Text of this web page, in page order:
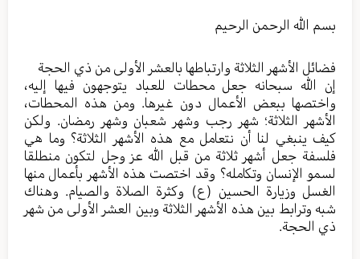
بسم الله الرحمن الرحيم
فضائل الأشهر الثلاثة وارتباطها بالعشر الأولى من ذي الحجة
إن الله سبحانه جعل محطات للعباد يتوجهون فيها إليه،
واختصها ببعض الأعمال دون غيرها. ومن هذه المحطات،
الأشهر الثلاثة؛ شهر رجب وشهر شعبان وشهر رمضان. ولكن
كيف ينبغي لنا أن نتعامل مع هذه الأشهر الثلاثة؟ وما هي
فلسفة جعل أشهر ثلاثة من قبل الله عز وجل لتكون منطلقا
لسمو الإنسان وتكامله؟ وقد اختصت هذه الأشهر بأعمال منها
الغسل وزيارة الحسين (ع) وكثرة الصلاة والصيام. وهناك
شبه وترابط بين هذه الأشهر الثلاثة وبين العشر الأولى من شهر
ذي الحجة.